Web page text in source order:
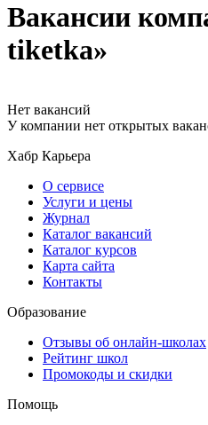
Вакансии
tiketka»
Нет вакансий
У компании нет открытых
Хабр Карьера
О сервисе
Услуги и цены
Журнал
Каталог вакансий
Каталог курсов
Карта сайта
Контакты
Образование
Отзывы об онлайн-школах
Рейтинг школ
Промокоды и скидки
Помощь